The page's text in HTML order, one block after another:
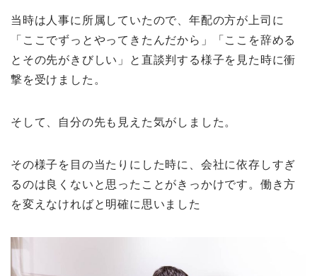
当時は人事に所属していたので、年配の方が上司に
「ここでずっとやってきたんだから」「ここを辞める
とその先がきびしい」と直談判する様子を見た時に衝
撃を受けました。
そして、自分の先も見えた気がしました。
その様子を目の当たりにした時に、会社に依存しすぎ
るのは良くないと思ったことがきっかけです。 働き方
を変えなければと明確に思いました